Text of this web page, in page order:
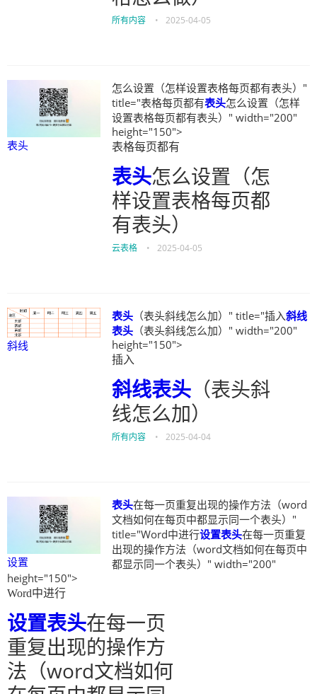
所有内容 • 2025-04-05
表头
怎么设置（怎样设置表格每页都有表头）"
title="表格每页都有表头怎么设置（怎样
设置表格每页都有表头）" width="200"
height="150">
表格每页都有
表头怎么设置（怎
样设置表格每页都
有表头）
云表格 • 2025-04-05
斜线
表头 （表头斜线怎么加）" title="插入斜线
表头 （表头斜线怎么加）" width="200"
height="150">
插入
斜线表头 （表头斜
线怎么加）
所有内容 • 2025-04-04
设置
表头在每一页重复出现的操作方法（word
文档如何在每页中都显示同一个表头）"
title="Word中进行设置表头在每一页重复
出现的操作方法（word文档如何在每页中
都显示同一个表头）" width="200"
height="150">
Word中进行
设置表头在每一页
重复出现的操作方
法（word文档如何